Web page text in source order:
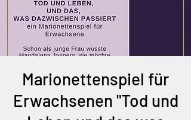
Marionettenspiel für
Erwachsenen "Tod und